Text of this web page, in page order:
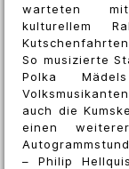
warteten mit
kulturellem
So musizierte
Polka
auch die
einen
– Philip